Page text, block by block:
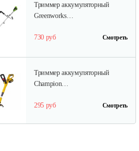
Триммер аккумуляторный
Greenworks…
730 руб Смотреть
Триммер аккумуляторный
Champion…
295 руб Смотреть